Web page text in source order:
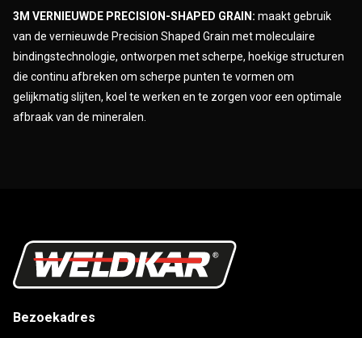
3M VERNIEUWDE PRECISION-SHAPED GRAIN: maakt gebruik
van de vernieuwde Precision Shaped Grain met moleculaire
bindingstechnologie, ontworpen met scherpe, hoekige structuren
die continu afbreken om scherpe punten te vormen om
gelijkmatig slijten, koel te werken en te zorgen voor een optimale
afbraak van de mineralen.
Bezoekadres